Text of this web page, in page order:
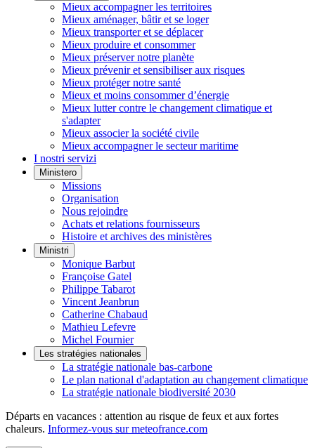
Mieux accompagner les territoires
Mieux aménager, bâtir et se loger
Mieux transporter et se déplacer
Mieux produire et consommer
Mieux préserver notre planète
Mieux prévenir et sensibiliser aux risques
Mieux protéger notre santé
Mieux et moins consommer d’énergie
Mieux lutter contre le changement climatique et
s'adapter
Mieux associer la société civile
Mieux accompagner le secteur maritime
I nostri servizi
Ministero
Missions
Organisation
Nous rejoindre
Achats et relations fournisseurs
Histoire et archives des ministères
Ministri
Monique Barbut
Françoise Gatel
Philippe Tabarot
Vincent Jeanbrun
Catherine Chabaud
Mathieu Lefevre
Michel Fournier
Les stratégies nationales
La stratégie nationale bas-carbone
Le plan national d'adaptation au changement climatique
La stratégie nationale biodiversité 2030
Départs en vacances : attention au risque de feux et aux fortes
chaleurs. Informez-vous sur meteofrance.com